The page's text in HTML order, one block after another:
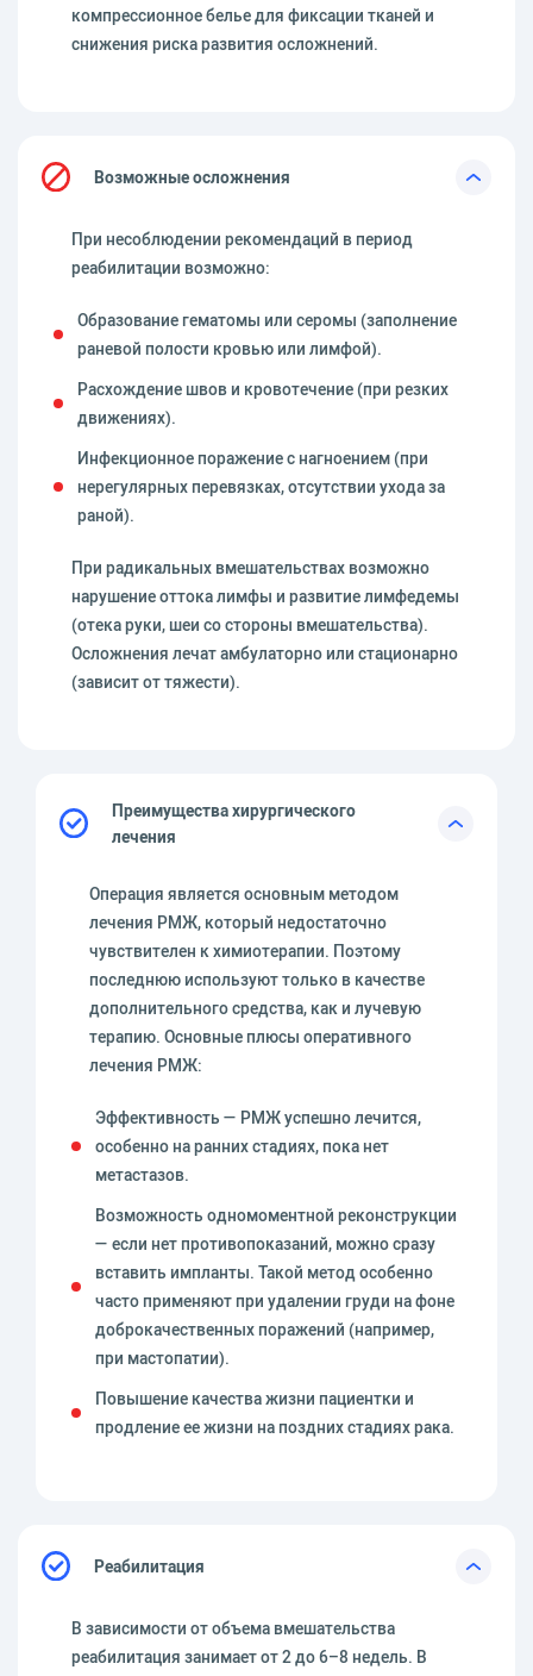
компрессионное белье для фиксации тканей и
снижения риска развития осложнений.
Возможные осложнения
При несоблюдении рекомендаций в период
реабилитации возможно:
Образование гематомы или серомы (заполнение
раневой полости кровью или лимфой).
Расхождение швов и кровотечение (при резких
движениях).
Инфекционное поражение с нагноением (при
нерегулярных перевязках, отсутствии ухода за
раной).
При радикальных вмешательствах возможно
нарушение оттока лимфы и развитие лимфедемы
(отека руки, шеи со стороны вмешательства).
Осложнения лечат амбулаторно или стационарно
(зависит от тяжести).
Преимущества хирургического
лечения
Операция является основным методом
лечения РМЖ, который недостаточно
чувствителен к химиотерапии. Поэтому
последнюю используют только в качестве
дополнительного средства, как и лучевую
терапию. Основные плюсы оперативного
лечения РМЖ:
Эффективность — РМЖ успешно лечится,
особенно на ранних стадиях, пока нет
метастазов.
Возможность одномоментной реконструкции
— если нет противопоказаний, можно сразу
вставить импланты. Такой метод особенно
часто применяют при удалении груди на фоне
доброкачественных поражений (например,
при мастопатии).
Повышение качества жизни пациентки и
продление ее жизни на поздних стадиях рака.
Реабилитация
В зависимости от объема вмешательства
реабилитация занимает от 2 до 6–8 недель. В